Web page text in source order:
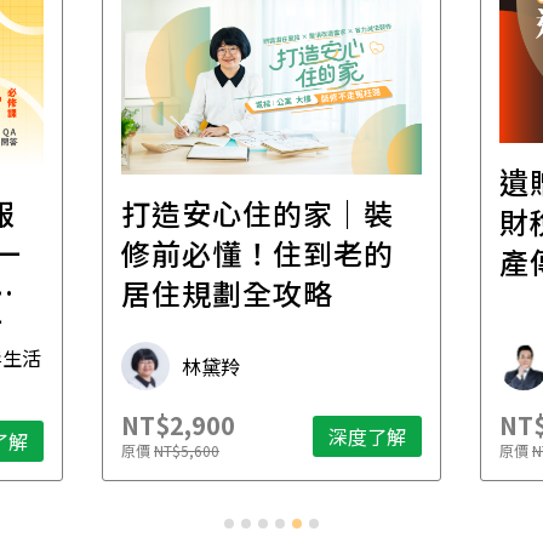
活
解
打造安心住的家｜裝
修前必懂！住到老的
居住規劃全攻略
林黛羚
NT$2,900
原價NT$5,600 深度了解
遺
財
產
原價